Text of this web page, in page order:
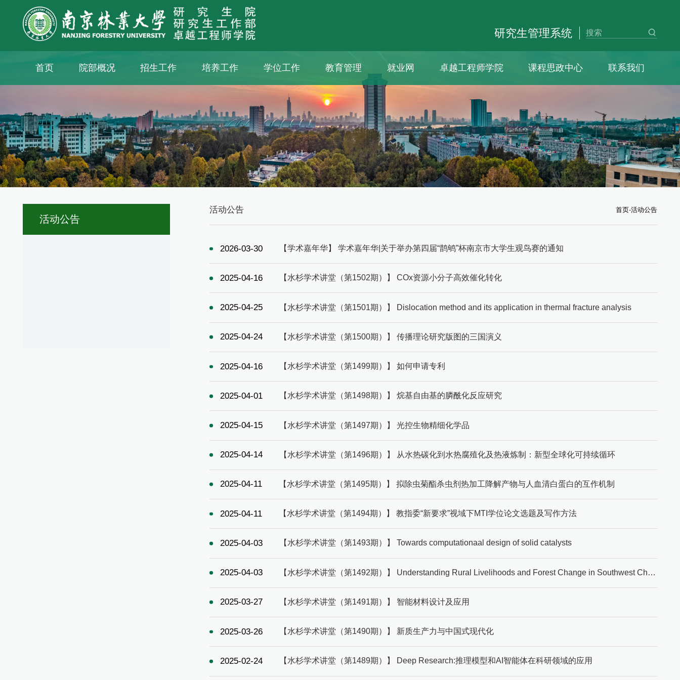
研究生管理系统
首页 院部概况 招生工作 培养工作 学位工作 教育管理 就业网 卓越工程师学院 课程思政中心 联系我们
活动公告
活动公告 首页-活动公告
2026-03-30 【学术嘉年华】 学术嘉年华|关于举办第四届“鹊鸲”杯南京市大学生观鸟赛的通知
2025-04-16 【水杉学术讲堂（第1502期）】 COx资源小分子高效催化转化
2025-04-25 【水杉学术讲堂（第1501期）】 Dislocation method and its application in thermal fracture analysis
2025-04-24 【水杉学术讲堂（第1500期）】 传播理论研究版图的三国演义
2025-04-16 【水杉学术讲堂（第1499期）】 如何申请专利
2025-04-01 【水杉学术讲堂（第1498期）】 烷基自由基的膦酰化反应研究
2025-04-15 【水杉学术讲堂（第1497期）】 光控生物精细化学品
2025-04-14 【水杉学术讲堂（第1496期）】 从水热碳化到水热腐殖化及热液炼制：新型全球化可持续循环
2025-04-11 【水杉学术讲堂（第1495期）】 拟除虫菊酯杀虫剂热加工降解产物与人血清白蛋白的互作机制
2025-04-11 【水杉学术讲堂（第1494期）】 教指委“新要求”视域下MTI学位论文选题及写作方法
2025-04-03 【水杉学术讲堂（第1493期）】 Towards computationaal design of solid catalysts
2025-04-03 【水杉学术讲堂（第1492期）】 Understanding Rural Livelihoods and Forest Change in Southwest China
2025-03-27 【水杉学术讲堂（第1491期）】 智能材料设计及应用
2025-03-26 【水杉学术讲堂（第1490期）】 新质生产力与中国式现代化
2025-02-24 【水杉学术讲堂（第1489期）】 Deep Research:推理模型和AI智能体在科研领域的应用